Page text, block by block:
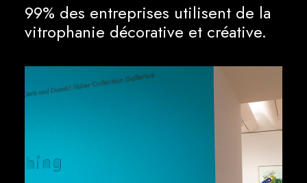
99% des entreprises utilisent de la
vitrophanie décorative et créative.